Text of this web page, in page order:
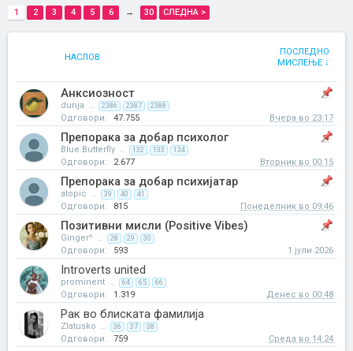
1 2 3 4 5 6 → 30 СЛЕДНА >
НАСЛОВ
ПОСЛЕДНО
МИСЛЕЊЕ ↓
Анксиозност
dunja ... 2386 2387 2388
Одговори: 47.755 Вчера во 23:17
Препорака за добар психолог
Blue.Butterfly ... 132 133 134
Одговори: 2.677 Вторник во 00:15
Препорака за добар психијатар
atopic ... 39 40 41
Одговори: 815 Понеделник во 09:46
Позитивни мисли (Positive Vibes)
Ginger^ ... 28 29 30
Одговори: 593 1 јули 2026
Introverts united
prominent ... 64 65 66
Одговори: 1.319 Денес во 00:48
Рак во блиската фамилија
Zlatusko ... 36 37 38
Одговори: 759 Среда во 14:24